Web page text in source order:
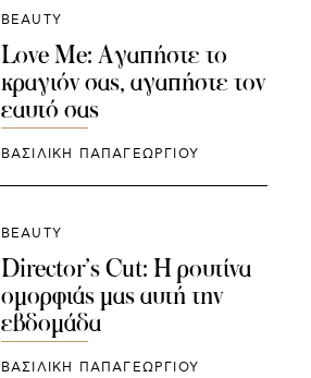
BEAUTY
Love Me: Αγαπήστε το
κραγιόν σας, αγαπήστε τον
εαυτό σας
ΒΑΣΙΛΙΚΗ ΠΑΠΑΓΕΩΡΓΙΟΥ
BEAUTY
Director’s Cut: Η ρουτίνα
ομορφιάς μας αυτή την
εβδομάδα
ΒΑΣΙΛΙΚΗ ΠΑΠΑΓΕΩΡΓΙΟΥ